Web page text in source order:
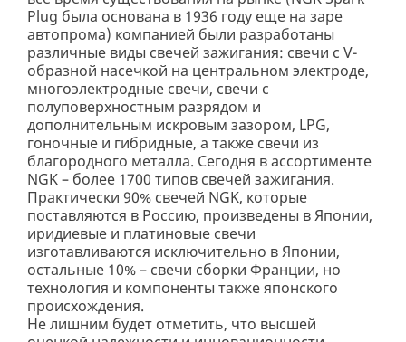
Plug была основана в 1936 году еще на заре
автопрома) компанией были разработаны
различные виды свечей зажигания: свечи с V-
образной насечкой на центральном электроде,
многоэлектродные свечи, свечи с
полуповерхностным разрядом и
дополнительным искровым зазором, LPG,
гоночные и гибридные, а также свечи из
благородного металла. Сегодня в ассортименте
NGK – более 1700 типов свечей зажигания.
Практически 90% свечей NGK, которые
поставляются в Россию, произведены в Японии,
иридиевые и платиновые свечи
изготавливаются исключительно в Японии,
остальные 10% – свечи сборки Франции, но
технология и компоненты также японского
происхождения.
Не лишним будет отметить, что высшей